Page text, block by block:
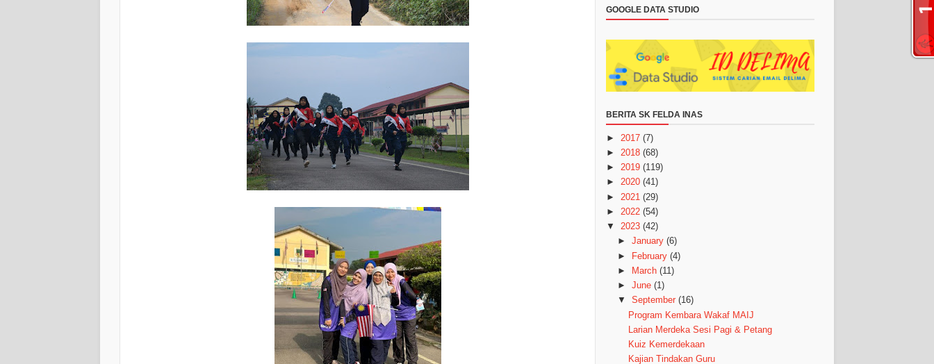
GOOGLE DATA STUDIO
BERITA SK FELDA INAS
► 2017 (7)
► 2018 (68)
► 2019 (119)
► 2020 (41)
► 2021 (29)
► 2022 (54)
▼
2023 (42)
► January (6)
► February (4)
►
March (11)
► June (1)
▼
September (16)
Program Kembara Wakaf MAIJ
Larian Merdeka Sesi Pagi & Petang
Kuiz Kemerdekaan
Kajian Tindakan Guru